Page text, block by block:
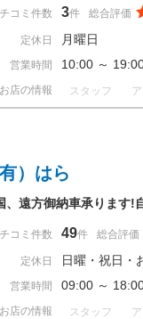
コミ件数 3件 総合評価
定休日 月曜日
営業時間 10:00 ～
お店の情報 スタッフ
有）はら
、遠方御納車承ります!
コミ件数 49件 総合評価
定休日 日曜・祝日・
営業時間 09:00 ～
お店の情報 スタッフ